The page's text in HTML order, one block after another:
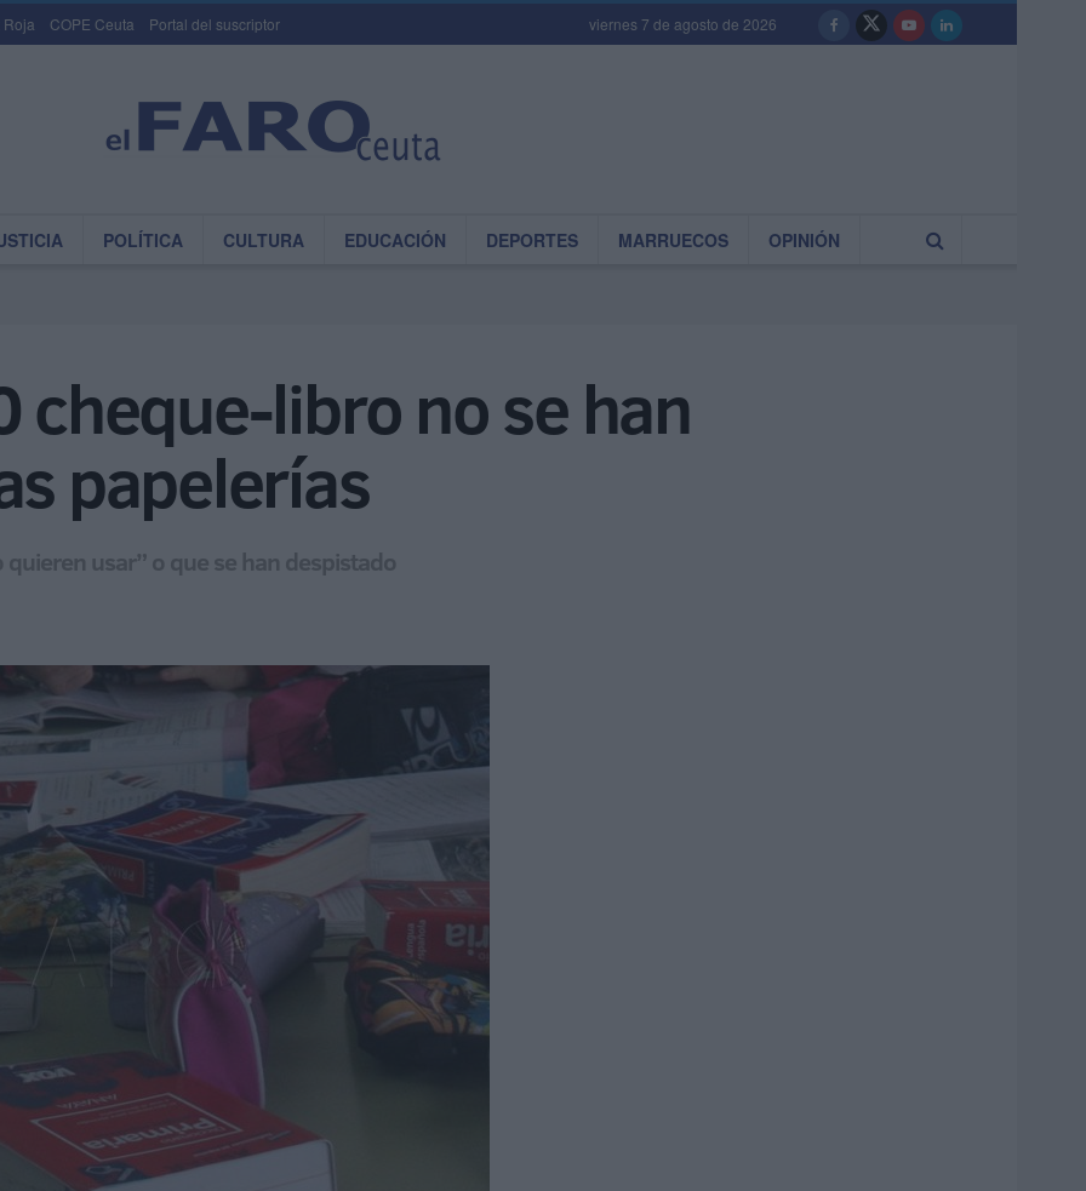
Roja COPE Ceuta Portal del suscriptor viernes 7 de agosto de 2026
POLÍTICA CULTURA EDUCACIÓN DEPORTES MARRUECOS OPINIÓN
cheque-libro no se han
papelerías
usar” o que se han despistado